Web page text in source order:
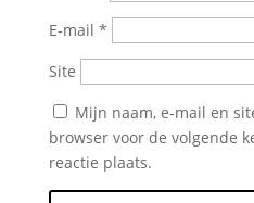
E-mail *
Site
Mijn naam, e-mail en
browser voor de volgende
reactie plaats.